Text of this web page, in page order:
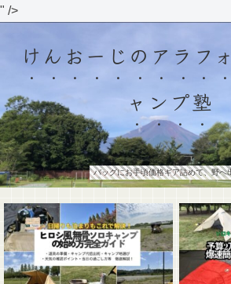
" />
けんおーじのアラフ
ャンプ塾
バッグにお手頃価格ギア詰めて、野へ